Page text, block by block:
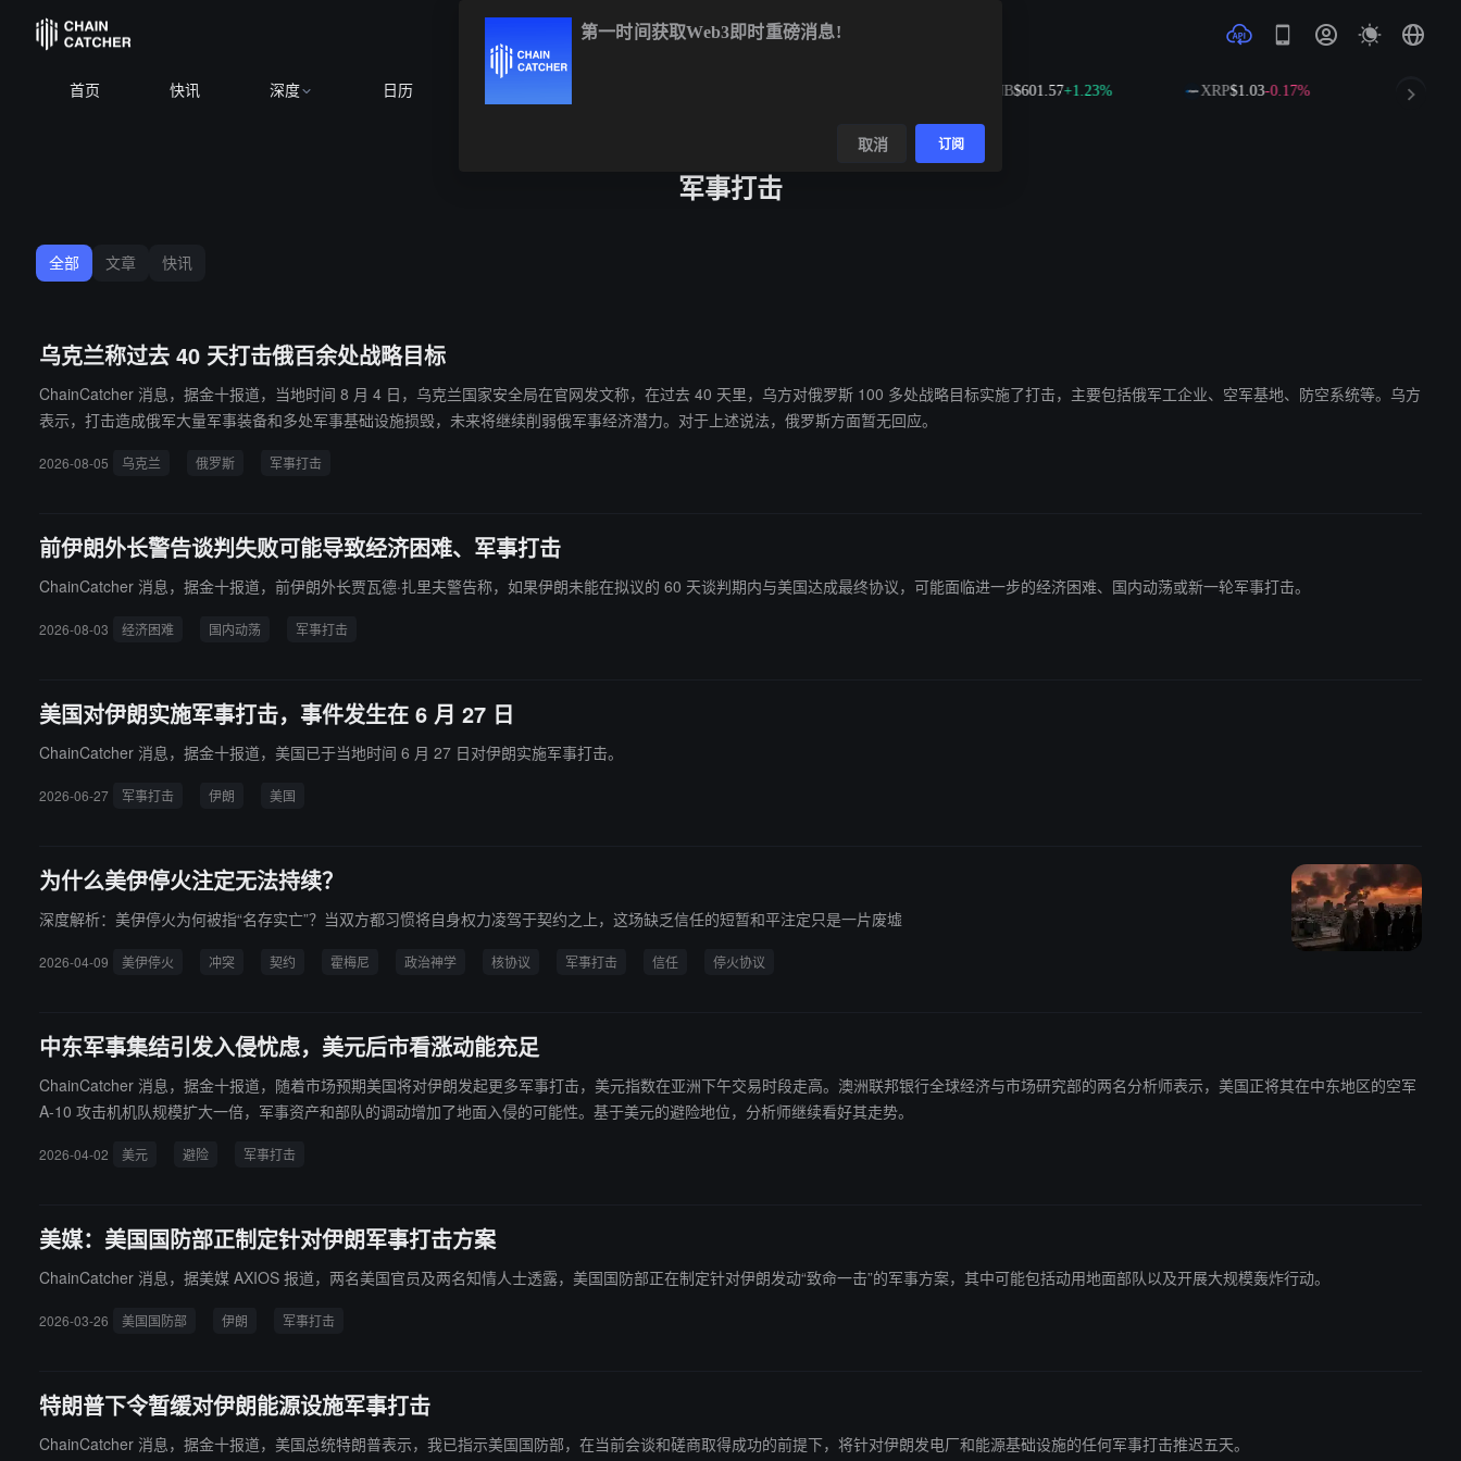
首页 快讯 深度 日历 $601.57+1.23% XRP$1.03-0.17% SOL
军事打击
全部 文章 快讯
乌克兰称过去 40 天打击俄百余处战略目标
ChainCatcher 消息，据金十报道，当地时间 8 月 4 日，乌克兰国家安全局在官网发文称，在过去 40 天里，乌方对俄罗斯 100 多处战略目标实施了打击，主要包括俄军工企业、空军基地、防空系统等。乌方
表示，打击造成俄军大量军事装备和多处军事基础设施损毁，未来将继续削弱俄军事经济潜力。对于上述说法，俄罗斯方面暂无回应。
2026-08-05 乌克兰 俄罗斯 军事打击
前伊朗外长警告谈判失败可能导致经济困难、军事打击
ChainCatcher 消息，据金十报道，前伊朗外长贾瓦德·扎里夫警告称，如果伊朗未能在拟议的 60 天谈判期内与美国达成最终协议，可能面临进一步的经济困难、国内动荡或新一轮军事打击。
2026-08-03 经济困难 国内动荡 军事打击
美国对伊朗实施军事打击，事件发生在 6 月 27 日
ChainCatcher 消息，据金十报道，美国已于当地时间 6 月 27 日对伊朗实施军事打击。
2026-06-27 军事打击 伊朗 美国
为什么美伊停火注定无法持续？
深度解析：美伊停火为何被指“名存实亡”？当双方都习惯将自身权力凌驾于契约之上，这场缺乏信任的短暂和平注定只是一片废墟
2026-04-09 美伊停火 冲突 契约 霍梅尼 政治神学 核协议 军事打击 信任 停火协议
中东军事集结引发入侵忧虑，美元后市看涨动能充足
ChainCatcher 消息，据金十报道，随着市场预期美国将对伊朗发起更多军事打击，美元指数在亚洲下午交易时段走高。澳洲联邦银行全球经济与市场研究部的两名分析师表示，美国正将其在中东地区的空军
A-10 攻击机机队规模扩大一倍，军事资产和部队的调动增加了地面入侵的可能性。基于美元的避险地位，分析师继续看好其走势。
2026-04-02 美元 避险 军事打击
美媒：美国国防部正制定针对伊朗军事打击方案
ChainCatcher 消息，据美媒 AXIOS 报道，两名美国官员及两名知情人士透露，美国国防部正在制定针对伊朗发动“致命一击”的军事方案，其中可能包括动用地面部队以及开展大规模轰炸行动。
2026-03-26 美国国防部 伊朗 军事打击
特朗普下令暂缓对伊朗能源设施军事打击
ChainCatcher 消息，据金十报道，美国总统特朗普表示，我已指示美国国防部，在当前会谈和磋商取得成功的前提下，将针对伊朗发电厂和能源基础设施的任何军事打击推迟五天。
第一时间获取Web3即时重磅消息!
取消 订阅